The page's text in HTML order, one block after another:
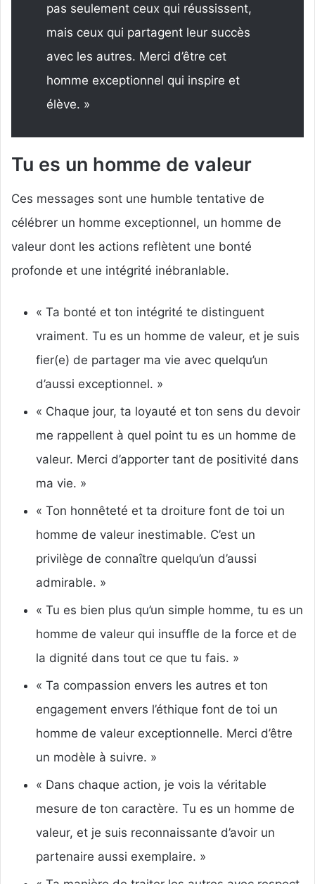
pas seulement ceux qui réussissent,
mais ceux qui partagent leur succès
avec les autres. Merci d’être cet
homme exceptionnel qui inspire et
élève. »
Tu es un homme de valeur
Ces messages sont une humble tentative de
célébrer un homme exceptionnel, un homme de
valeur dont les actions reflètent une bonté
profonde et une intégrité inébranlable.
« Ta bonté et ton intégrité te distinguent
vraiment. Tu es un homme de valeur, et je suis
fier(e) de partager ma vie avec quelqu’un
d’aussi exceptionnel. »
« Chaque jour, ta loyauté et ton sens du devoir
me rappellent à quel point tu es un homme de
valeur. Merci d’apporter tant de positivité dans
ma vie. »
« Ton honnêteté et ta droiture font de toi un
homme de valeur inestimable. C’est un
privilège de connaître quelqu’un d’aussi
admirable. »
« Tu es bien plus qu’un simple homme, tu es un
homme de valeur qui insuffle de la force et de
la dignité dans tout ce que tu fais. »
« Ta compassion envers les autres et ton
engagement envers l’éthique font de toi un
homme de valeur exceptionnelle. Merci d’être
un modèle à suivre. »
« Dans chaque action, je vois la véritable
mesure de ton caractère. Tu es un homme de
valeur, et je suis reconnaissante d’avoir un
partenaire aussi exemplaire. »